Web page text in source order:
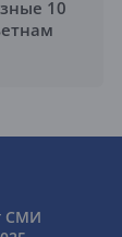
10
СМИ